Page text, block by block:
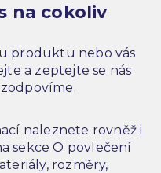
na cokoliv
produktu nebo vás
a zeptejte se nás
naleznete rovněž i
sekce O povlečení
rozměry,